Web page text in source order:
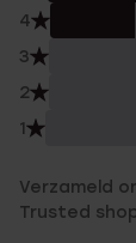
4
3
2
1
Verzameld
Trusted